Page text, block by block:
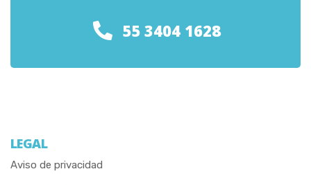
55 3404 1628
LEGAL
Aviso de privacidad